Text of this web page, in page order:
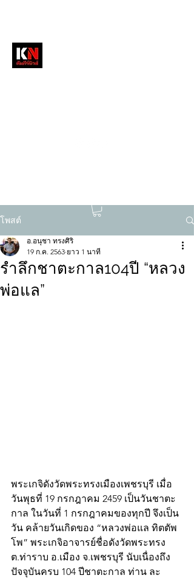
โพสต์
รำลึกชาตะกาล104ปี “หลวง
พ่อแล”
อ.อนุชา ทรงศิริ
19 ก.ค. 2563 ยาว 1 นาที
พระเกจิดังวัดพระทรงเมืองเพชรบุรี เมื่อ
วันพุธที่ 19 กรกฎาคม 2459 เป็นวันชาตะ
กาล ในวันที่ 1 กรกฎาคมของทุกปี จึงเป็น
วัน คล้ายวันเกิดของ “หลวงพ่อแล ทิตตัพ
โพ” พระเกจิอาจารย์ชื่อดังวัดพระทรง
ต.ท่าราบ อ.เมือง จ.เพชรบุรี นับเนื่องถึง
ปัจจุบันครบ 104 ปีชาตะกาล ท่าน ละ